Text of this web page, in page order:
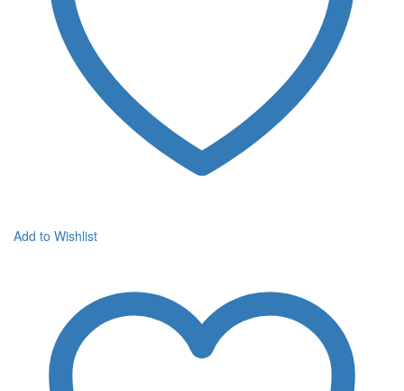
Add to Wishlist